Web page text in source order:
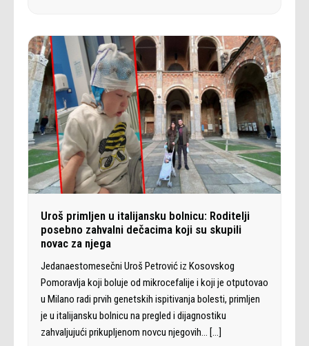
Uroš primljen u italijansku bolnicu: Roditelji
posebno zahvalni dečacima koji su skupili
novac za njega
Jedanaestomesečni Uroš Petrović iz Kosovskog
Pomoravlja koji boluje od mikrocefalije i koji je otputovao
u Milano radi prvih genetskih ispitivanja bolesti, primljen
je u italijansku bolnicu na pregled i dijagnostiku
zahvaljujući prikupljenom novcu njegovih… […]